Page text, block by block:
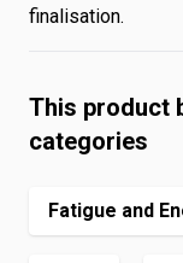
finalisation.
This product
categories
Fatigue and